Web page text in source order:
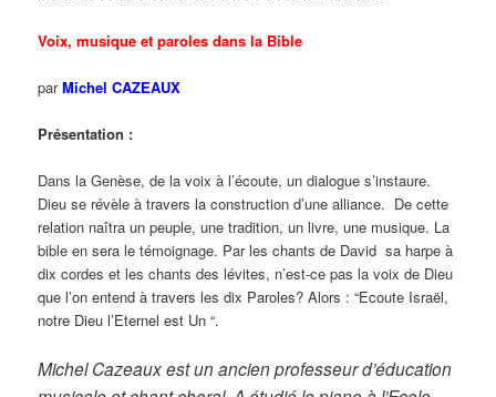
Voix, musique et paroles dans la Bible
parMichel CAZEAUX
Présentation :
Dans la Genèse, de la voix à l’écoute, un dialogue s’instaure.
Dieu se révèle à travers la construction d’une alliance. De cette
relation naîtra un peuple, une tradition, un livre, une musique. La
bible en sera le témoignage. Par les chants de David sa harpe à
dix cordes et les chants des lévites, n’est-ce pas la voix de Dieu
que l’on entend à travers les dix Paroles? Alors : “Ecoute Israël,
notre Dieu l’Eternel est Un “.
Michel Cazeaux est un ancien professeur d’éducation